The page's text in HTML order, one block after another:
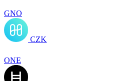
GNO
CZK
ONE